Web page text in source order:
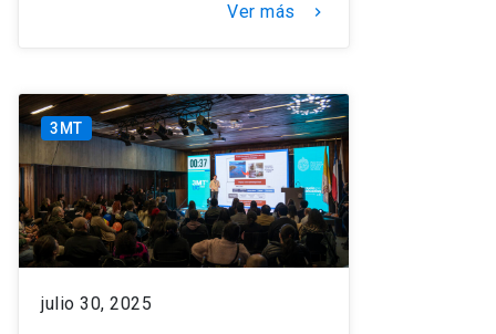
Ver más keyboard_arrow_right
3MT
julio 30, 2025